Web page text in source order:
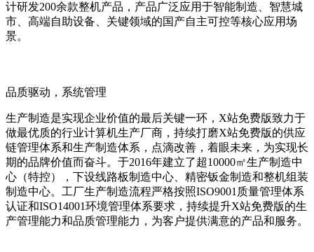
计研发200余款整机产品，产品广泛应用于智能制造、智慧城
市、高端自助设备、关键领域的国产自主可控等核心应用场
景。
品质驱动，系统管理
生产制造是实现企业价值的最后关键一环，X站免费版致力于
做最优质的行业计算机生产厂商，持续打磨X站免费版的供应
链管理体系和生产制造体系，点滴改善，着眼未来，为实现长
期的品牌价值而奋斗。于2016年建立了超10000㎡生产制造中
心（特控），下设线路板制造中心、精密钣金制造和整机组装
制造中心。工厂生产制造流程严格按照ISO9001质量管理体系
认证和ISO14001环境管理体系要求，持续提升X站免费版的生
产管理能力和品质管理能力，为客户提供满意的产品和服务。